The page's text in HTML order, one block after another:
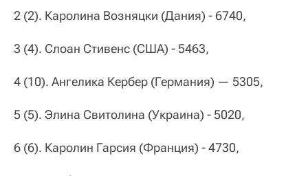
2 (2). Каролина Возняцки (Дания) - 6740,
3 (4). Слоан Стивенс (США) - 5463,
4 (10). Ангелика Кербер (Германия) — 5305,
5 (5). Элина Свитолина (Украина) - 5020,
6 (6). Каролин Гарсия (Франция) - 4730,